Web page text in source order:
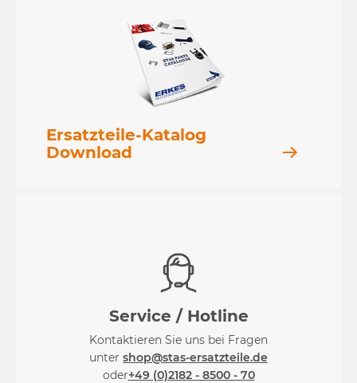
Ersatzteile-Katalog
Download
Service / Hotline
Kontaktieren Sie uns bei Fragen
unter shop@stas-ersatzteile.de
oder+49 (0)2182 - 8500 - 70